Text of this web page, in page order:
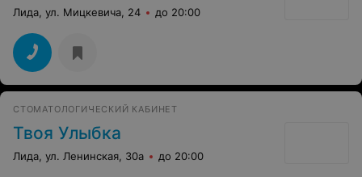
Лида, ул. Мицкевича, 24 до 20:00
СТОМАТОЛОГИЧЕСКИЙ КАБИНЕТ
Твоя Улыбка
Лида, ул. Ленинская, 30а до 20:00